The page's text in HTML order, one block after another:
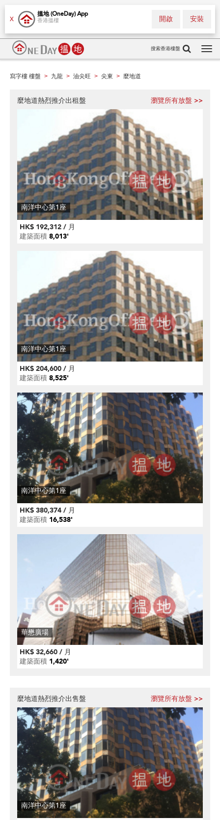
X
搵地 (OneDay) App
香港搵樓 安裝
開啟
搜索香港樓盤
寫字樓 樓盤 > 九龍 > 油尖旺 > 尖東 > 麼地道
麼地道熱烈推介出租盤 瀏覽所有放盤 >>
南洋中心第1座
HK$ 192,312 / 月
建築面積 8,013'
南洋中心第1座
HK$ 204,600 / 月
建築面積 8,525'
南洋中心第1座
HK$ 380,374 / 月
建築面積 16,538'
華懋廣場
HK$ 32,660 / 月
建築面積 1,420'
麼地道熱烈推介出售盤 瀏覽所有放盤 >>
南洋中心第1座